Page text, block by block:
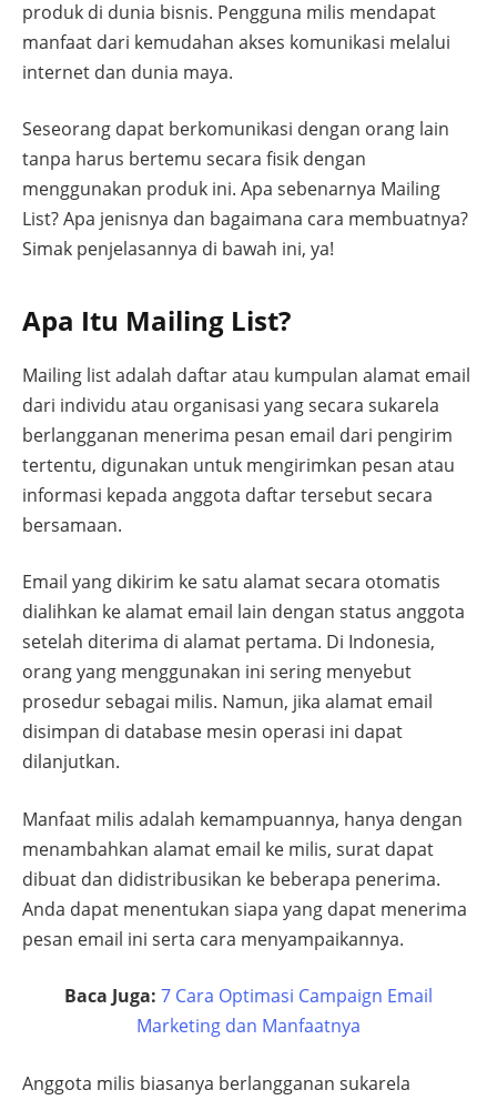
produk di dunia bisnis. Pengguna milis mendapat
manfaat dari kemudahan akses komunikasi melalui
internet dan dunia maya.
Seseorang dapat berkomunikasi dengan orang lain
tanpa harus bertemu secara fisik dengan
menggunakan produk ini. Apa sebenarnya Mailing
List? Apa jenisnya dan bagaimana cara membuatnya?
Simak penjelasannya di bawah ini, ya!
Apa Itu Mailing List?
Mailing list adalah daftar atau kumpulan alamat email
dari individu atau organisasi yang secara sukarela
berlangganan menerima pesan email dari pengirim
tertentu, digunakan untuk mengirimkan pesan atau
informasi kepada anggota daftar tersebut secara
bersamaan.
Email yang dikirim ke satu alamat secara otomatis
dialihkan ke alamat email lain dengan status anggota
setelah diterima di alamat pertama. Di Indonesia,
orang yang menggunakan ini sering menyebut
prosedur sebagai milis. Namun, jika alamat email
disimpan di database mesin operasi ini dapat
dilanjutkan.
Manfaat milis adalah kemampuannya, hanya dengan
menambahkan alamat email ke milis, surat dapat
dibuat dan didistribusikan ke beberapa penerima.
Anda dapat menentukan siapa yang dapat menerima
pesan email ini serta cara menyampaikannya.
Baca Juga: 7 Cara Optimasi Campaign Email
Marketing dan Manfaatnya
Anggota milis biasanya berlangganan sukarela